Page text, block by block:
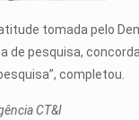
tomada pelo
de pesquisa,
completou.
CT&I